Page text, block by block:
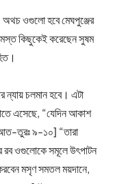
ওগুলো হবে মেঘপুঞ্জের
কিছুকেই করেছেন সুষম
ন্যায় চলমান হবে। এটা
এসেছে, “যেদিন আকাশ
আত-তুরঃ ৯-১০] “তারা
রব ওগুলোকে সমূলে উৎপাটন
মসৃণ সমতল ময়দানে,